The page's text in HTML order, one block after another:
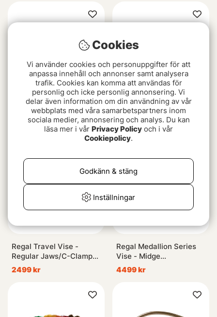
Midsummer Madness
Wiggle Tail XXL, Red
59 kr 65 kr
Frödin SNS Samurai Hair
89 kr
Regal Travel Vise -
Regular Jaws/C-Clamp
(Inex Vise)
2499 kr
Regal Medallion Series
Vise - Midge
Jaws/Bronze Pocket
Base
4499 kr
Cookies
Vi använder cookies och personuppgifter för att
anpassa innehåll och annonser samt analysera
trafik. Cookies kan komma att användas för
personlig och icke personlig annonsering. Vi
delar även information om din användning av vår
webbplats med våra samarbetspartners inom
sociala medier, annonsering och analys. Du kan
läsa mer i vår Privacy Policy och i vår
Cookiepolicy.
Inställningar
Godkänn & stäng